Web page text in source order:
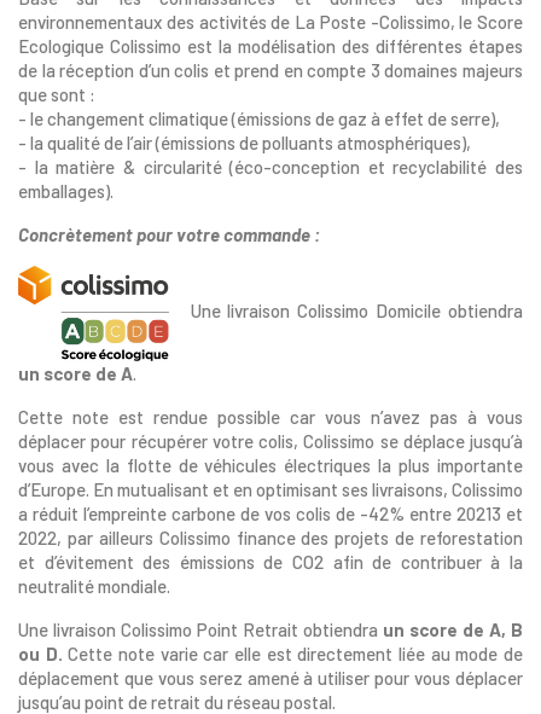
environnementaux des activités de La Poste -Colissimo, le Score
Ecologique Colissimo est la modélisation des différentes étapes
de la réception d’un colis et prend en compte 3 domaines majeurs
que sont :
- le changement climatique (émissions de gaz à effet de serre),
- la qualité de l’air (émissions de polluants atmosphériques),
- la matière & circularité (éco-conception et recyclabilité des
emballages).
Concrètement pour votre commande :
Une livraison Colissimo Domicile obtiendra
un score de A.
Cette note est rendue possible car vous n’avez pas à vous
déplacer pour récupérer votre colis, Colissimo se déplace jusqu’à
vous avec la flotte de véhicules électriques la plus importante
d’Europe. En mutualisant et en optimisant ses livraisons, Colissimo
a réduit l’empreinte carbone de vos colis de -42% entre 20213 et
2022, par ailleurs Colissimo finance des projets de reforestation
et d’évitement des émissions de CO2 afin de contribuer à la
neutralité mondiale.
Une livraison Colissimo Point Retrait obtiendra un score de A, B
ou D.Cette note varie car elle est directement liée au mode de
déplacement que vous serez amené à utiliser pour vous déplacer
jusqu’au point de retrait du réseau postal.